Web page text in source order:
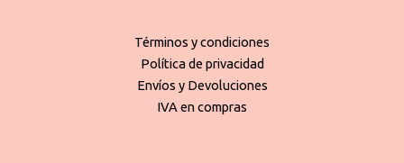
Términos y condiciones
Política de privacidad
Envíos y Devoluciones
IVA en compras